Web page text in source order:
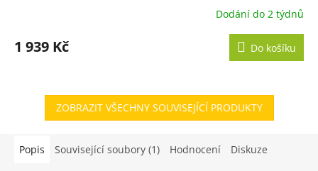
Dodání do 2 týdnů
1 939 Kč Do košíku
ZOBRAZIT VŠECHNY SOUVISEJÍCÍ PRODUKTY
Popis Související soubory (1) Hodnocení Diskuze